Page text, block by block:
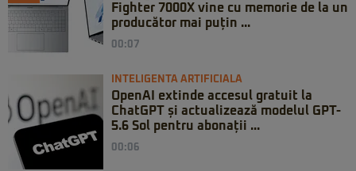
Fighter 7000X vine cu memorie de la un
producător mai puțin ...
00:07
INTELIGENTA ARTIFICIALA
OpenAI extinde accesul gratuit la
ChatGPT și actualizează modelul GPT-
5.6 Sol pentru abonații ...
00:06